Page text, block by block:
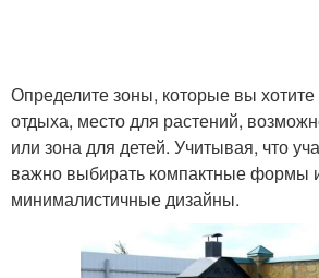
Определите зоны, которые вы хотите
отдыха, место для растений,
или зона для детей. Учитывая, что
важно выбирать компактные формы
минималистичные дизайны.